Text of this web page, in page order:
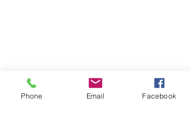
Phone Email Facebook